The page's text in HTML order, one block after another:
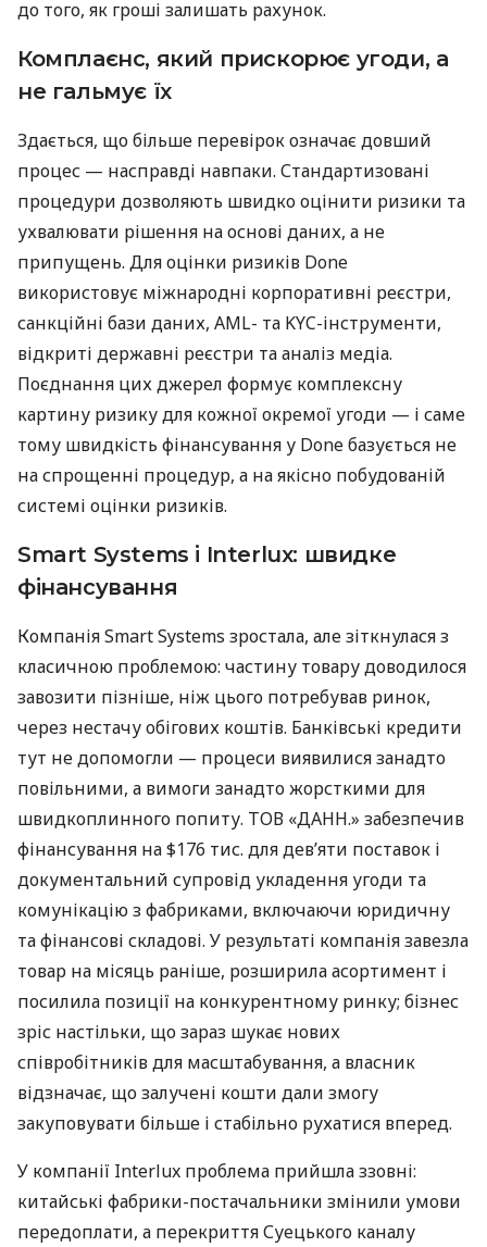
до того, як гроші залишать рахунок.
Комплаєнс, який прискорює угоди, а
не гальмує їх
Здається, що більше перевірок означає довший
процес — насправді навпаки. Стандартизовані
процедури дозволяють швидко оцінити ризики та
ухвалювати рішення на основі даних, а не
припущень. Для оцінки ризиків Done
використовує міжнародні корпоративні реєстри,
санкційні бази даних, AML- та KYC-інструменти,
відкриті державні реєстри та аналіз медіа.
Поєднання цих джерел формує комплексну
картину ризику для кожної окремої угоди — і саме
тому швидкість фінансування у Done базується не
на спрощенні процедур, а на якісно побудованій
системі оцінки ризиків.
Smart Systems і Interlux: швидке
фінансування
Компанія Smart Systems зростала, але зіткнулася з
класичною проблемою: частину товару доводилося
завозити пізніше, ніж цього потребував ринок,
через нестачу обігових коштів. Банківські кредити
тут не допомогли — процеси виявилися занадто
повільними, а вимоги занадто жорсткими для
швидкоплинного попиту. ТОВ «ДАНН.» забезпечив
фінансування на $176 тис. для дев’яти поставок і
документальний супровід укладення угоди та
комунікацію з фабриками, включаючи юридичну
та фінансові складові. У результаті компанія завезла
товар на місяць раніше, розширила асортимент і
посилила позиції на конкурентному ринку; бізнес
зріс настільки, що зараз шукає нових
співробітників для масштабування, а власник
відзначає, що залучені кошти дали змогу
закуповувати більше і стабільно рухатися вперед.
У компанії Interlux проблема прийшла ззовні:
китайські фабрики-постачальники змінили умови
передоплати, а перекриття Суецького каналу